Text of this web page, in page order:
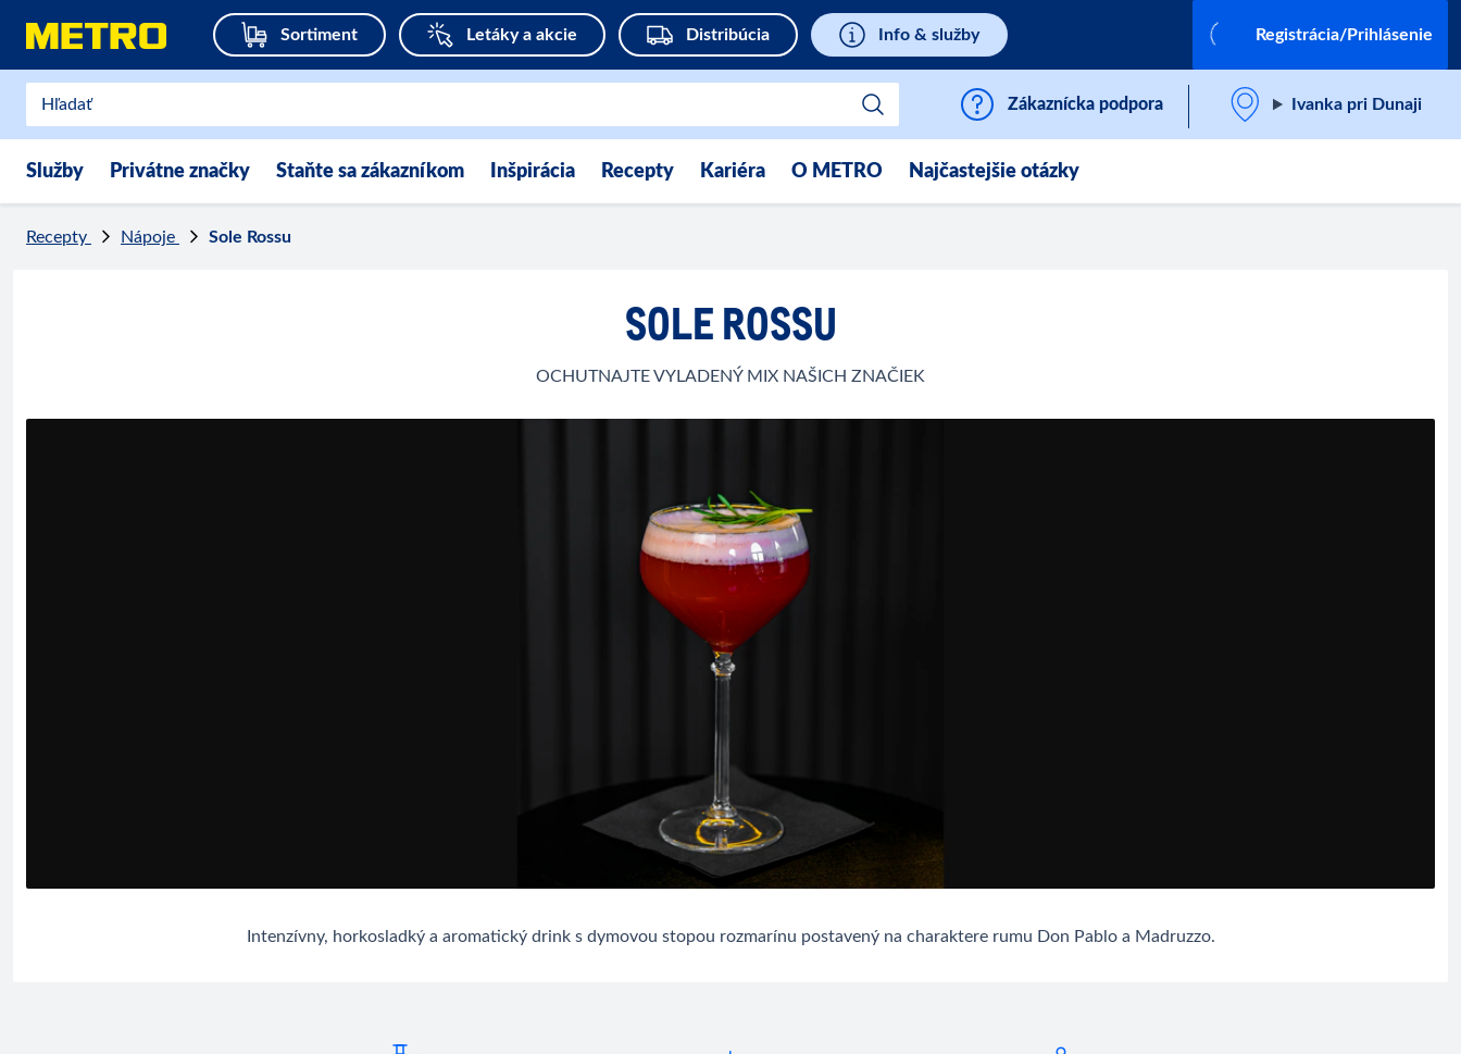
Sortiment Letáky a akcie Distribúcia Info & služby Registrácia/Prihlásenie
Zákaznícka podpora Ivanka pri Dunaji
Služby Privátne značky Staňte sa zákazníkom Inšpirácia Recepty Kariéra O METRO Najčastejšie otázky
Recepty Nápoje Sole Rossu
SOLE ROSSU
OCHUTNAJTE VYLADENÝ MIX NAŠICH ZNAČIEK
Intenzívny, horkosladký a aromatický drink s dymovou stopou rozmarínu postavený na charaktere rumu Don Pablo a Madruzzo.